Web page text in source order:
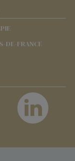
DE-FRANCE